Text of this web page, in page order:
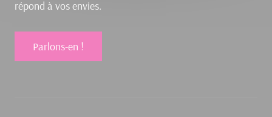
répond à vos envies.
Parlons-en !